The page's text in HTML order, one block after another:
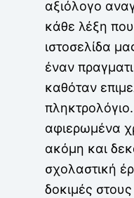
αξιόλογο
κάθε λέξη
ιστοσελίδα
έναν
καθόταν
αφιερωμένα
ακόμη και
σχολαστική
δοκιμές στους